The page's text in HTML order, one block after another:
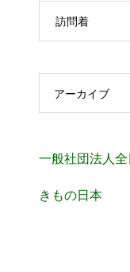
訪問着
アーカイブ
一般社団法人
きもの日本